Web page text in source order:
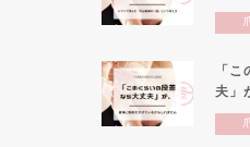
「
夫」